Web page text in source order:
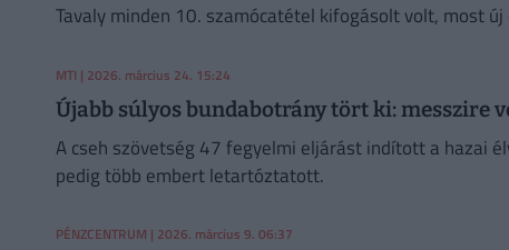
Tavaly minden 10. szamócatétel kifogásolt volt, most
MTI | 2026. március 24. 15:24
Újabb súlyos bundabotrány tört ki: messzire
A cseh szövetség 47 fegyelmi eljárást indított a hazai
pedig több embert letartóztatott.
PÉNZCENTRUM | 2026. március 9. 06:37